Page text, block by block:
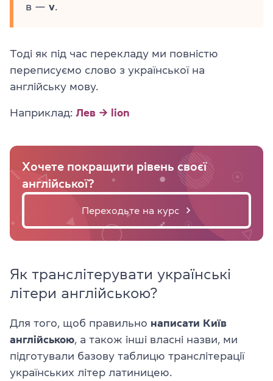
в — v.
Тоді як під час перекладу ми повністю
переписуємо слово з української на
англійську мову.
Наприклад: Лев → lion
Хочете покращити рівень своєї
англійської?
Переходьте на курс
Як транслітерувати українські
літери англійською?
Для того, щоб правильно написати Київ
англійською, а також інші власні назви, ми
підготували базову таблицю транслітерації
українських літер латиницею.